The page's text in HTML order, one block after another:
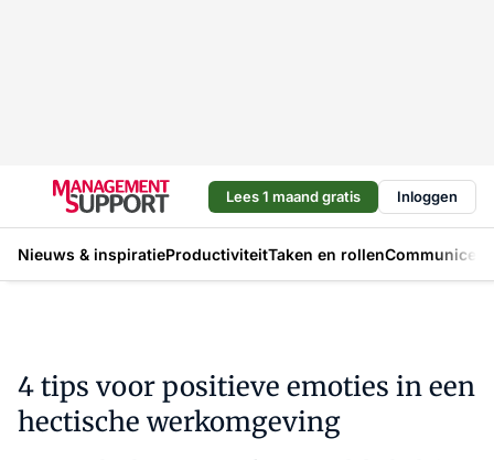
Lees 1 maand gratis Inloggen
Nieuws & inspiratieProductiviteitTaken en rollen
4 tips voor positieve emoties in een
hectische werkomgeving